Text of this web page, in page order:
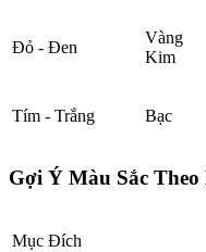
Đỏ - Đen
Vàng
Kim
Tím - Trắng Bạc
Gợi Ý Màu Sắc
Mục Đích